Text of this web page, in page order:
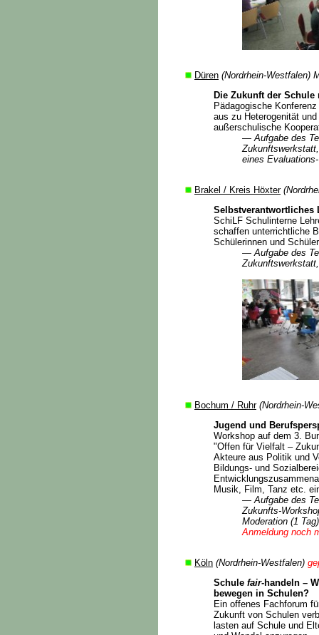
Düren (Nordrhein-Westfalen)
Die Zukunft der
Pädagogische
aus zu Heterogenität
außerschulische
— Aufgabe des
eines
Brakel / Kreis Höxter
Selbstverantwortliches
SchiLF Schulinterne
schaffen unterrichtliche
Schülerinnen und
— Aufgabe des
Bochum / Ruhr (Nordrhein-
Jugend und
Workshop auf dem 3.
"Offen für Vielfalt –
Akteure aus Politik und
Bildungs- und
Musik, Film, Tanz etc.
— Aufgabe des
Zukunfts-
Moderation (1 Tag)
Anmeldung noch
Köln (Nordrhein-Westfalen)
Schule fair-handeln –
bewegen in Schulen?
Ein offenes Fachforum
Zukunft von Schulen
lasten auf Schule und